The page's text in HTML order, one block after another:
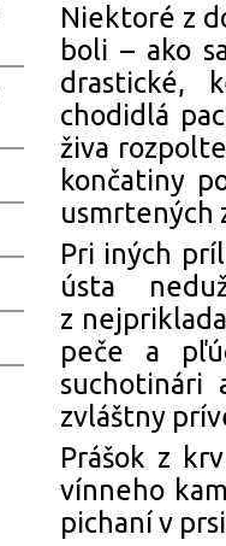
Niektoré z
boli – ako
drastické,
chodidlá
živa
končatiny
usmrtených
Pri iných
ústa
z
peče a
suchotinári
zvláštny
Prášok z
vínneho
pichaní v